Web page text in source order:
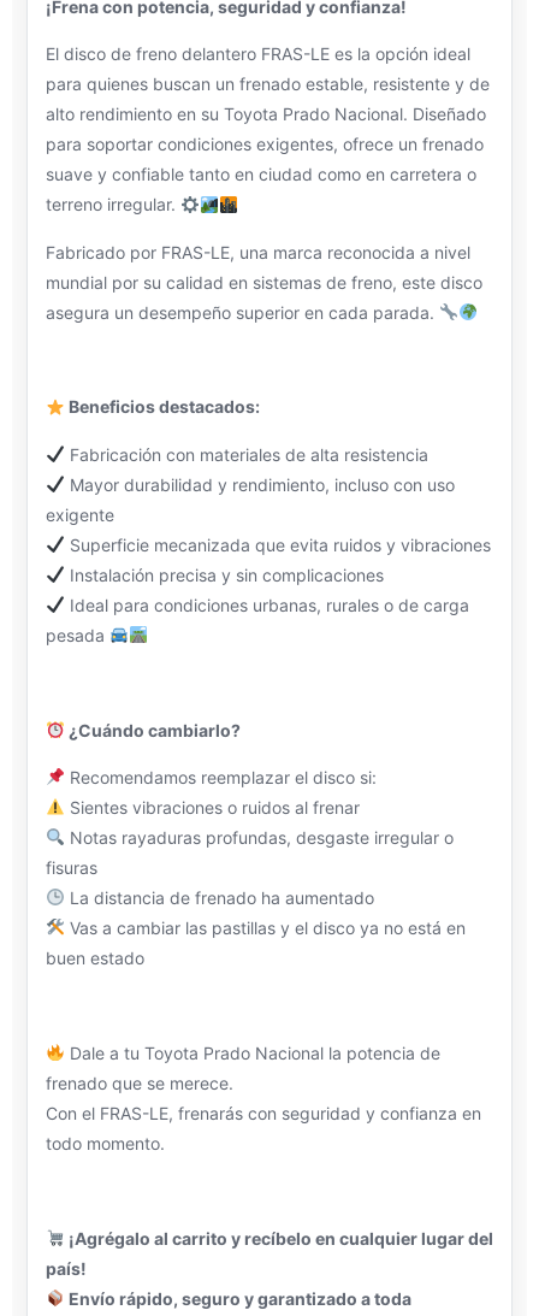
¡Frena con potencia, seguridad y confianza!
El disco de freno delantero FRAS-LE es la opción ideal
para quienes buscan un frenado estable, resistente y de
alto rendimiento en su Toyota Prado Nacional. Diseñado
para soportar condiciones exigentes, ofrece un frenado
suave y confiable tanto en ciudad como en carretera o
terreno irregular.
Fabricado por FRAS-LE, una marca reconocida a nivel
mundial por su calidad en sistemas de freno, este disco
asegura un desempeño superior en cada parada.
Beneficios destacados:
Fabricación con materiales de alta resistencia
Mayor durabilidad y rendimiento, incluso con uso
exigente
Superficie mecanizada que evita ruidos y vibraciones
Instalación precisa y sin complicaciones
Ideal para condiciones urbanas, rurales o de carga
pesada
¿Cuándo cambiarlo?
Recomendamos reemplazar el disco si:
Sientes vibraciones o ruidos al frenar
Notas rayaduras profundas, desgaste irregular o
fisuras
La distancia de frenado ha aumentado
Vas a cambiar las pastillas y el disco ya no está en
buen estado
Dale a tu Toyota Prado Nacional la potencia de
frenado que se merece.
Con el FRAS-LE, frenarás con seguridad y confianza en
todo momento.
¡Agrégalo al carrito y recíbelo en cualquier lugar del
país!
Envío rápido, seguro y garantizado a toda